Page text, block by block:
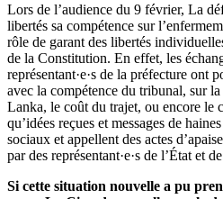
Lors de l’audience du 9 février, La
libertés sa compétence sur
rôle de garant des libertés
de la Constitution. En effet, les
représentant·e·s de la préfecture ont
avec la compétence du tribunal, sur
Lanka, le coût du trajet, ou encore le
qu’idées reçues et messages de
sociaux et appellent des actes
par des représentant·e·s de l’État et
Si cette situation nouvelle a pu